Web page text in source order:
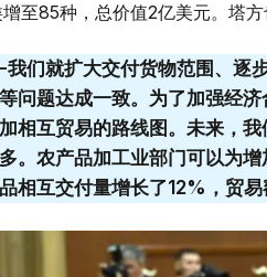
至85种，总价值2亿美元。塔
-我们就扩大交付货物范围、逐
等问题达成一致。为了加强经
加相互贸易的路线图。未来，
多。农产品加工业部门可以为
品相互交付量增长了12%，贸易